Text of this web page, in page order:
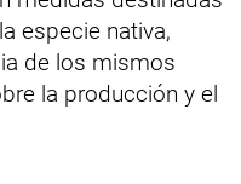
especie nativa,
de los mismos
la producción y el